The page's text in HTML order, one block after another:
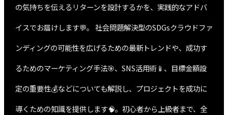
の気持ちを伝えるリターンを設計するかを、実践的なアドバ
イスでお届けします💬。 社会問題解決型のSDGsクラウドファ
ンディングの可能性を広げるための最新トレンドや、成功す
るためのマーケティング手法🎯、SNS活用術📱、目標金額設
定の重要性💰などについても解説し、プロジェクトを成功に
導くための知識を提供します🧠。初心者から上級者まで、全